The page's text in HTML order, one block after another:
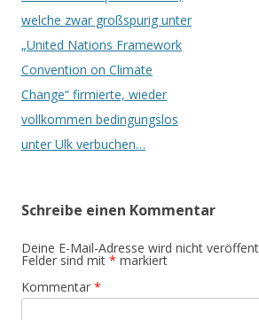
welche zwar großspurig unter
„United Nations Framework
Convention on Climate
Change“ firmierte, wieder
vollkommen bedingungslos
unter Ulk verbuchen…
Schreibe einen Kommentar
Deine E-Mail-Adresse wird nicht
Felder sind mit * markiert
Kommentar *